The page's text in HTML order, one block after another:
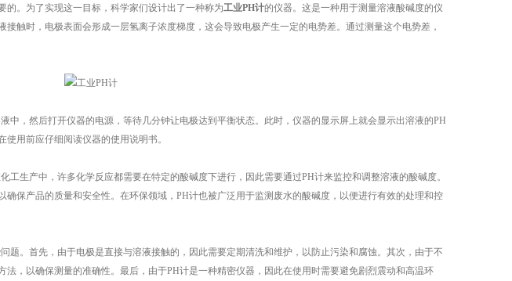
。为了实现这一目标，科学家们设计出了一种称为工业PH计的仪器。这是一种用于测量溶液酸碱度的仪
触时，电极表面会形成一层氢离子浓度梯度，这会导致电极产生一定的电势差。通过测量这个电势差，
，然后打开仪器的电源，等待几分钟让电极达到平衡状态。此时，仪器的显示屏上就会显示出溶液的PH
用前应仔细阅读仪器的使用说明书。
生产中，许多化学反应都需要在特定的酸碱度下进行，因此需要通过PH计来监控和调整溶液的酸碱度。
保产品的质量和安全性。在环保领域，PH计也被广泛用于监测废水的酸碱度，以便进行有效的处理和控
。首先，由于电极是直接与溶液接触的，因此需要定期清洗和维护，以防止污染和腐蚀。其次，由于不
，以确保测量的准确性。最后，由于PH计是一种精密仪器，因此在使用时需要避免剧烈震动和高温环